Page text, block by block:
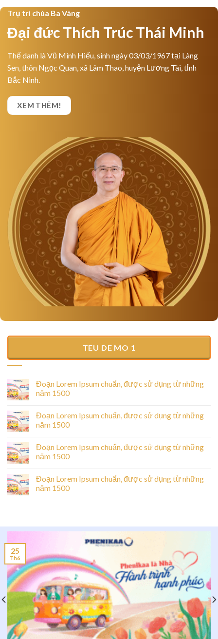
Trụ trì chùa Ba Vàng
Đại đức Thích Trúc Thái Minh
Thế danh là Vũ Minh Hiếu, sinh ngày 03/03/1967 tại Làng
Sen, thôn Ngọc Quan, xã Lâm Thao, huyện Lương Tài, tỉnh
Bắc Ninh.
XEM THÊM!
TEU DE MO 1
Đoạn Lorem Ipsum chuẩn, được sử dụng từ những
năm 1500
Đoạn Lorem Ipsum chuẩn, được sử dụng từ những
năm 1500
Đoạn Lorem Ipsum chuẩn, được sử dụng từ những
năm 1500
Đoạn Lorem Ipsum chuẩn, được sử dụng từ những
năm 1500
25
Th6